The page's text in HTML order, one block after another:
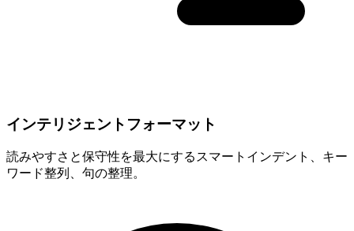
インテリジェントフォーマット
読みやすさと保守性を最大にするスマートインデント、キー
ワード整列、句の整理。